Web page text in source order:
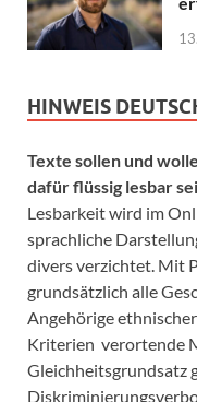
HINWEIS
Texte sollen und
dafür flüssig lesbar
Lesbarkeit wird im
sprachliche
divers verzichtet. Mit
grundsätzlich alle
Angehörige
Kriterien verortende
Gleichheitsgrundsatz